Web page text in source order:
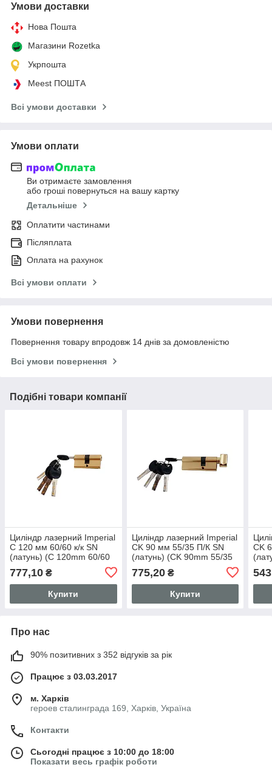
Умови доставки
Нова Пошта
Магазини Rozetka
Укрпошта
Meest ПОШТА
Всі умови доставки
Умови оплати
Ви отримаєте замовлення
або гроші повернуться на вашу картку
Детальніше
Оплатити частинами
Післяплата
Оплата на рахунок
Всі умови оплати
Умови повернення
Повернення товару впродовж 14 днів за домовленістю
Всі умови повернення
Подібні товари компанії
Циліндр лазерний Imperial
C 120 мм 60/60 к/к SN
(латунь) (C 120mm 60/60
777,10 ₴
Купити
Циліндр лазерний Imperial
CK 90 мм 55/35 П/К SN
(латунь) (CK 90mm 55/35
775,20₴
Купити
CK
Про нас
90% позитивних з 352 відгуків за рік
Працює з 03.03.2017
м. Харків
героев сталинграда 169, Харків, Україна
Контакти
Сьогодні працює з 10:00 до 18:00
Показати весь графік роботи